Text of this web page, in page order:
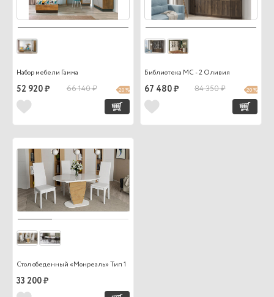
Набор мебели Гамма
52 920 ₽ 66 140 ₽ 20 %
Библиотека МС - 2 Оливия
67 480 ₽ 84 350 ₽ 20 %
Стол обеденный «Монреаль» Тип 1
33 200 ₽